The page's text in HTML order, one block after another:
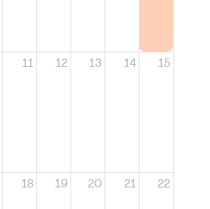
11 12 13 14 15
18 19 20 21 22